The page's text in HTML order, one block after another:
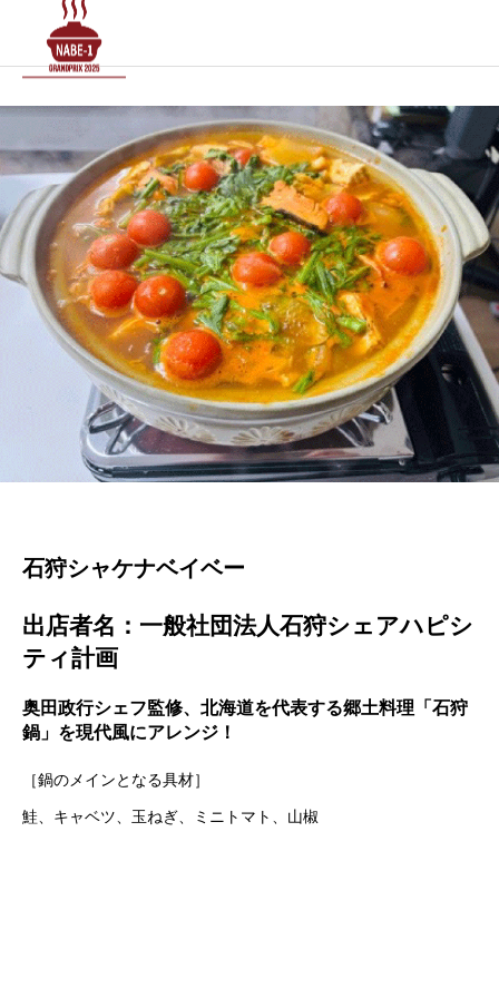
石狩シャケナベイベー
出店者名：一般社団法人石狩シェアハピシ
ティ計画
奥田政行シェフ監修、北海道を代表する郷土料理「石狩
鍋」を現代風にアレンジ！
［鍋のメインとなる具材］
鮭、キャベツ、玉ねぎ、ミニトマト、山椒